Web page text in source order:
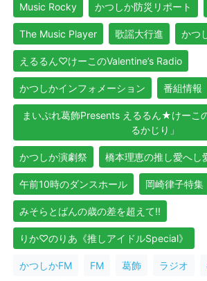
Music Rocky かつしか防災リポート
The Music Player 歌謡大行進 かつ
えるるん♡けーこのValentine’s Radio
かつしかインフォメーション 番組情報
まいぷれ葛飾Presents えるるん★けーこ
るかじり」
かつしか演劇祭 橋本理恵の推し愛へし
午前10時のダンスホール 岡崎律子特集
みそらとばんの歳の差を超えて!!
りか♡のりあ《推しアイドルSpecial》
かつしかFM FM 葛飾 ラジオ